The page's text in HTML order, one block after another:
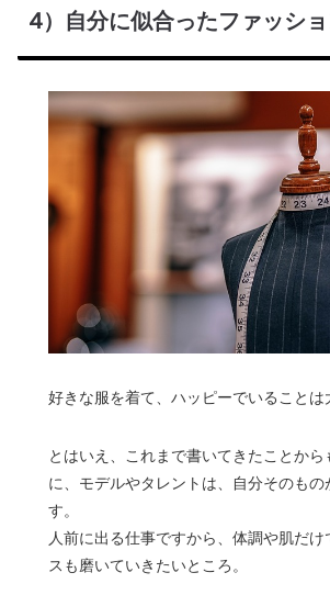
4）自分に似合ったファッシ
好きな服を着て、ハッピーでいることは
とはいえ、これまで書いてきたことから
に、モデルやタレントは、自分そのも
す。
人前に出る仕事ですから、体調や肌だけ
スも磨いていきたいところ。